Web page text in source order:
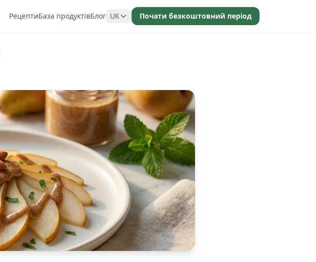
РецептиБаза продуктівБлог UK Почати безкоштовний період